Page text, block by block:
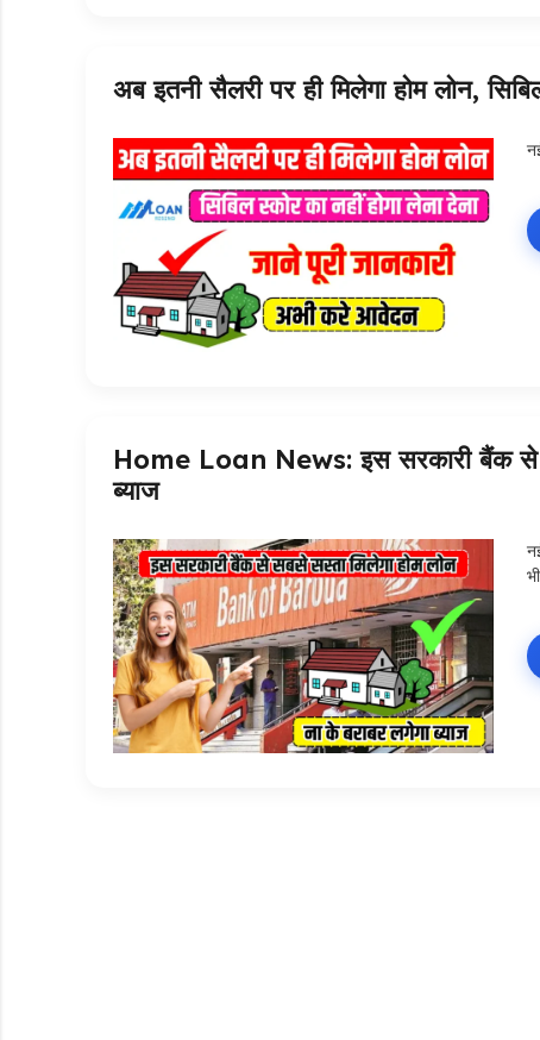
अब इतनी सैलरी पर ही मिलेगा होम लोन,
Home Loan News: इस सरकारी बैंक से
ब्याज